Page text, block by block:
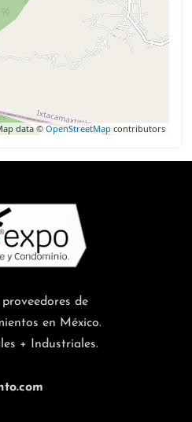
data ©OpenStreetMap contributors
de
en México.
+ Industriales.